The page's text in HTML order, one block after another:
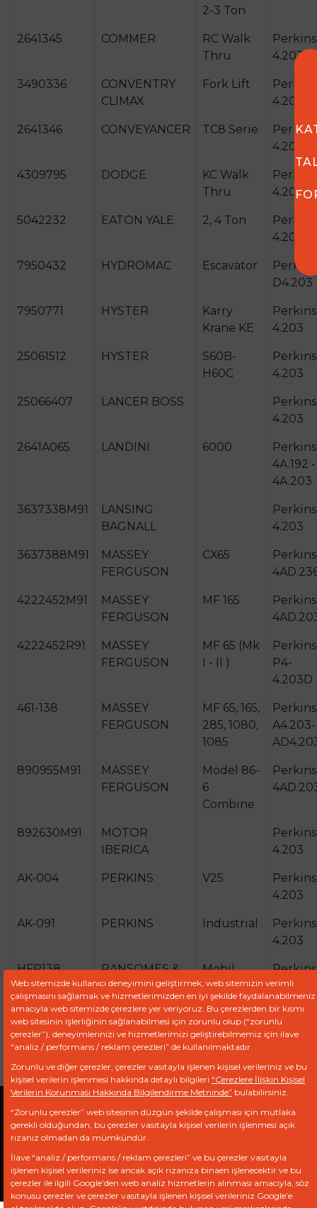
2-3 Ton
2641345 COMMER
RC Walk
Thru
Perkins
4.203
3490336
CONVENTRY
CLIMAX
Fork Lift
Perkins
4.203
2641346 CONVEYANCER TC8 Serie
Perkins
4.203
4309795 DODGE
KC Walk
Thru
Perkins
4.203
5042232 EATON YALE 2, 4 Ton
Perkins
4.203
7950432 HYDROMAC Escavator
Perkins
D4.203
7950771 HYSTER
Karry
Krane KE
Perkins
4.203
25061512 HYSTER
S60B-
H60C
Perkins
4.203
25066407 LANCER BOSS
Perkins
4.203
2641A065 LANDINI 6000
Perkins
4A.192 -
4A.203
3637338M91
LANSING
BAGNALL
Perkins
4.203
3637388M91
MASSEY
FERGUSON
CX65
Perkins
4222452M91
MASSEY
FERGUSON
MF 165
Perkins
4222452R91
MASSEY
FERGUSON
MF 65 (Mk
I - II )
Perkins
P4-
4.203D
461-138
MASSEY
FERGUSON
MF 65, 165,
285, 1080,
1085
Perkins
A4.203-
890955M91
MASSEY
FERGUSON
Model 86-
6
Combine
Perkins
892630M91
MOTOR
IBERICA
Perkins
4.203
AK-004 PERKINS V25
Perkins
4.203
AK-091 PERKINS Industrial
Perkins
4.203
HFP138
RANSOMES &
RAPIER
Mobil
Crane
Perkins
4.203.1
ULPK0009
RUBERY
OWEN
SA 35/41
Perkins
4.203
Gizlilik Politikası Açık Rıza Beyanı KVKK
Copyright © 2024 Tüm Hakları Saklıdır.
Web sitemizde kullanıcı deneyimini geliştirmek, web sitemizin verimli
çalışmasını sağlamak ve hizmetlerimizden en iyi şekilde faydalanabilmeniz
amacıyla web sitemizde çerezlere yer veriyoruz. Bu çerezlerden bir kısmı
web sitesinin işlerliğinin sağlanabilmesi için zorunlu olup (“zorunlu
çerezler”), deneyimlerinizi ve hizmetlerimizi geliştirebilmemiz için ilave
“analiz / performans / reklam çerezleri” de kullanılmaktadır.
Zorunlu ve diğer çerezler, çerezler vasıtayla işlenen kişisel verileriniz ve bu
kişisel verilerin işlenmesi hakkında detaylı bilgileri “Çerezlere İlişkin Kişisel
Verilerin Korunması Hakkında Bilgilendirme Metninde” bulabilirsiniz.
“Zorunlu çerezler” web sitesinin düzgün şekilde çalışması için mutlaka
gerekli olduğundan, bu çerezler vasıtayla kişisel verilerin işlenmesi açık
rızanız olmadan da mümkündür.
İlave “analiz / performans / reklam çerezleri” ve bu çerezler vasıtayla
işlenen kişisel verileriniz ise ancak açık rızanıza binaen işlenecektir ve bu
çerezler ile ilgili Google’den web analiz hizmetlerin alınması amacıyla, söz
konusu çerezler ve çerezler vasıtayla işlenen kişisel verileriniz Google’e